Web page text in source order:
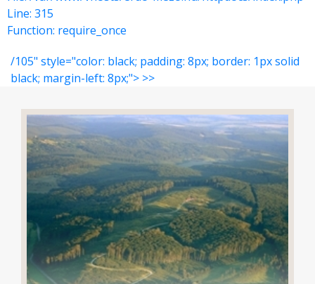
Line: 315
Function: require_once
/105" style="color: black; padding: 8px; border: 1px solid
black; margin-left: 8px;"> >>